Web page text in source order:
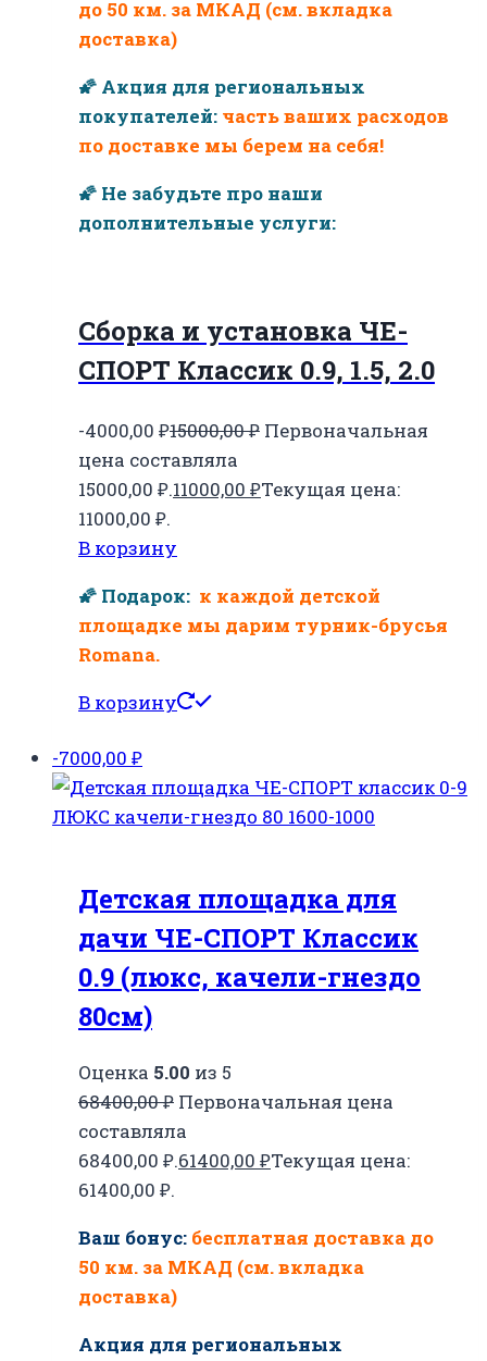
до 50 км. за МКАД (см. вкладка
доставка)
🌠 Акция для региональных
покупателей: часть ваших расходов
по доставке мы берем на себя!
🌠 Не забудьте про наши
дополнительные услуги:
Сборка и установка ЧЕ-
СПОРТ Классик 0.9, 1.5, 2.0
-4000,00 ₽15000,00₽ Первоначальная
цена составляла
15000,00 ₽.11000,00 ₽Текущая цена:
11000,00 ₽.
В корзину
🌠 Подарок: к каждой детской
площадке мы дарим турник-брусья
Romana.
В корзину
-7000,00 ₽
Детская площадка для
дачи ЧЕ-СПОРТ Классик
0.9 (люкс, качели-гнездо
80см)
Оценка 5.00 из 5
68400,00₽ Первоначальная цена
составляла
68400,00 ₽.61400,00 ₽Текущая цена:
61400,00 ₽.
Ваш бонус: бесплатная доставка до
50 км. за МКАД (см. вкладка
доставка)
Акция для региональных